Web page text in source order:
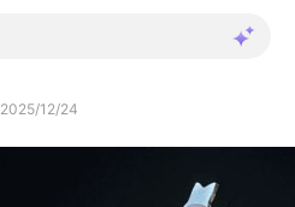
2025/12/24